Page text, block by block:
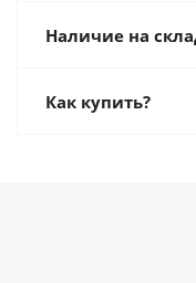
Наличие на
Как купить?